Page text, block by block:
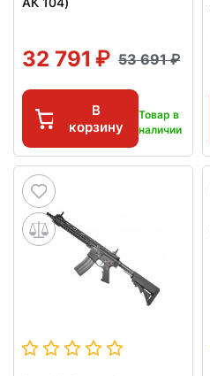
32 791 53 691
В
корзину
Товар в
наличии